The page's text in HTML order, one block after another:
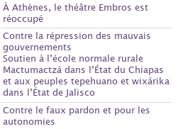
À Athènes, le théâtre Embros est
réoccupé
Contre la répression des mauvais
gouvernements
Soutien à l’école normale rurale
Mactumactzá dans l’État du Chiapas
et aux peuples tepehuano et wixárika
dans l’État de Jalisco
Contre le faux pardon et pour les
autonomies